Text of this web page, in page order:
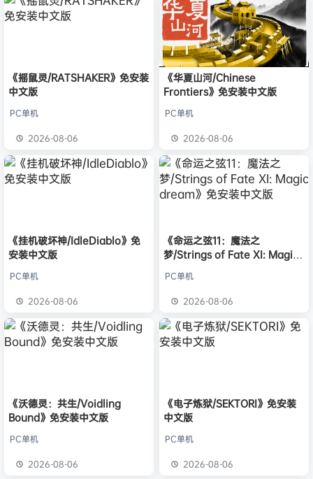
《摇鼠灵/RATSHAKER》免安装
中文版
PC单机
2026-08-06
《华夏山河/Chinese
Frontiers》免安装中文版
PC单机
2026-08-06
《挂机破坏神/IdleDiablo》免
安装中文版
PC单机
2026-08-06
《命运之弦11：魔法之
梦/Strings of Fate XI: Magic
PC单机
2026-08-06
《沃德灵：共生/Voidling
Bound》免安装中文版
PC单机
2026-08-06
《电子炼狱/SEKTORI》免安装
中文版
PC单机
2026-08-06